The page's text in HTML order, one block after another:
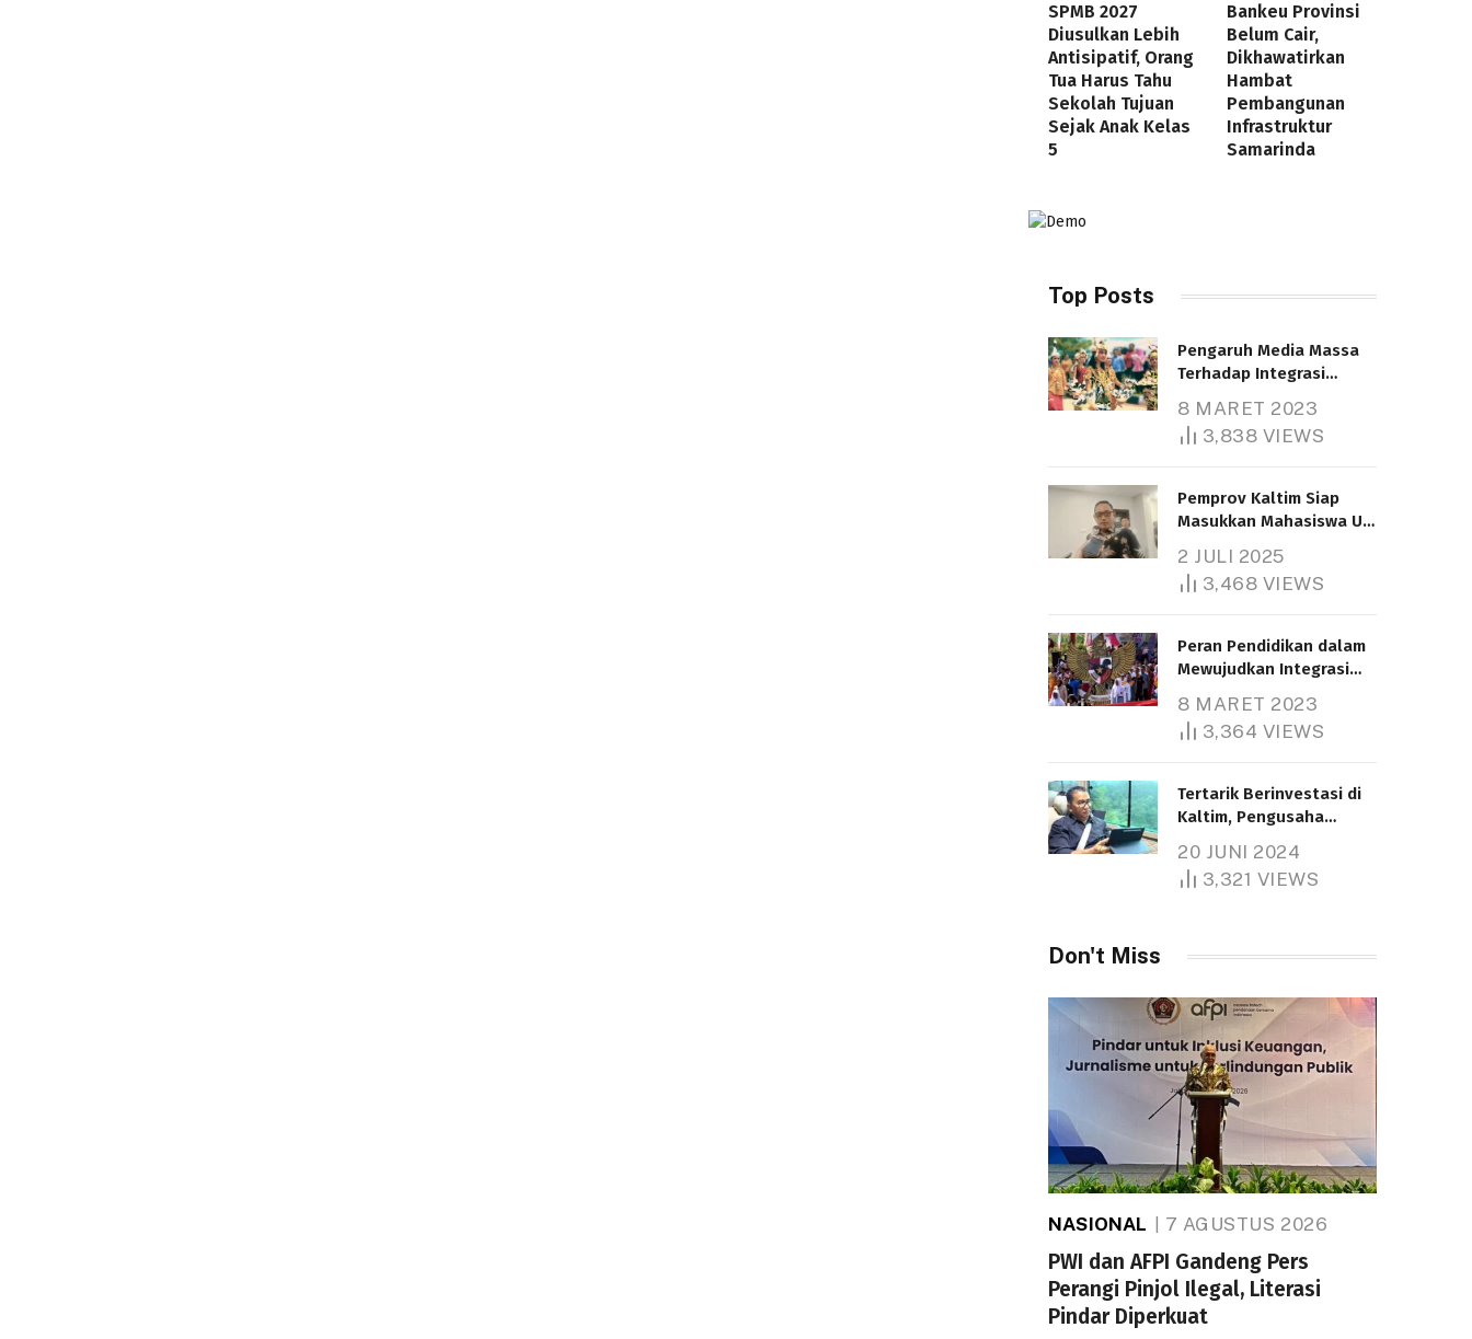
SPMB 2027
Diusulkan Lebih
Antisipatif, Orang
Tua Harus Tahu
Sekolah Tujuan
Sejak Anak Kelas
5
Bankeu Provinsi
Belum Cair,
Dikhawatirkan
Hambat
Pembangunan
Infrastruktur
Samarinda
Top Posts
Pengaruh Media Massa
Terhadap Integrasi
8 MARET 2023
3,838 VIEWS
Pemprov Kaltim Siap
Masukkan Mahasiswa UT
Bantuan Pendidikan
Gratispol
2 JULI 2025
3,468 VIEWS
Peran Pendidikan dalam
Mewujudkan Integrasi
8 MARET 2023
3,364 VIEWS
Tertarik Berinvestasi di
Kaltim, Pengusaha
1.000 Hektare
20 JUNI 2024
3,321 VIEWS
Don't Miss
NASIONAL 7 AGUSTUS 2026
PWI dan AFPI Gandeng Pers
Perangi Pinjol Ilegal, Literasi
Pindar Diperkuat